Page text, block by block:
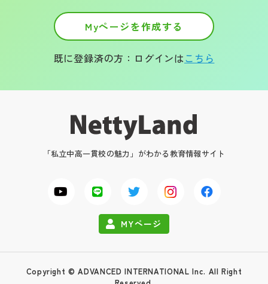
Myページを作成する
既に登録済の方：ログインはこちら
「私立中高一貫校の魅力」がわかる教育情報サイト
MYページ
Copyright © ADVANCED INTERNATIONAL Inc. All Right